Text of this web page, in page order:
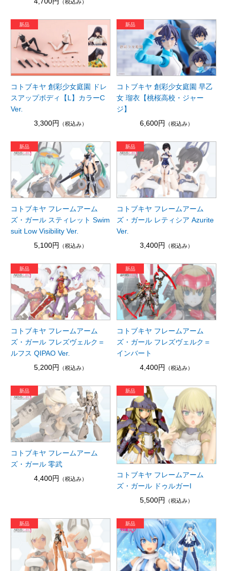
（税込み）
コトブキヤ 創彩少女庭園 ドレ
スアップボディ【L】カラーC
Ver.
3,300円
（税込み）
コトブキヤ 創彩少女庭園 早乙
女 瑠衣【桃桜高校・ジャー
ジ】
6,600円
（税込み）
コトブキヤ フレームアーム
ズ・ガール スティレット Swim
suit Low Visibility Ver.
5,100円
（税込み）
コトブキヤ フレームアーム
ズ・ガール レティシア Azurite
Ver.
3,400円
（税込み）
コトブキヤ フレームアーム
ズ・ガール フレズヴェルク＝
ルフス QIPAO Ver.
5,200円
（税込み）
コトブキヤ フレームアーム
ズ・ガール フレズヴェルク＝
インバート
4,400円
（税込み）
コトブキヤ フレームアーム
ズ・ガール 零武
4,400円 （税込み）
コトブキヤ フレームアーム
ズ・ガール ドゥルガーI
5,500円
（税込み）